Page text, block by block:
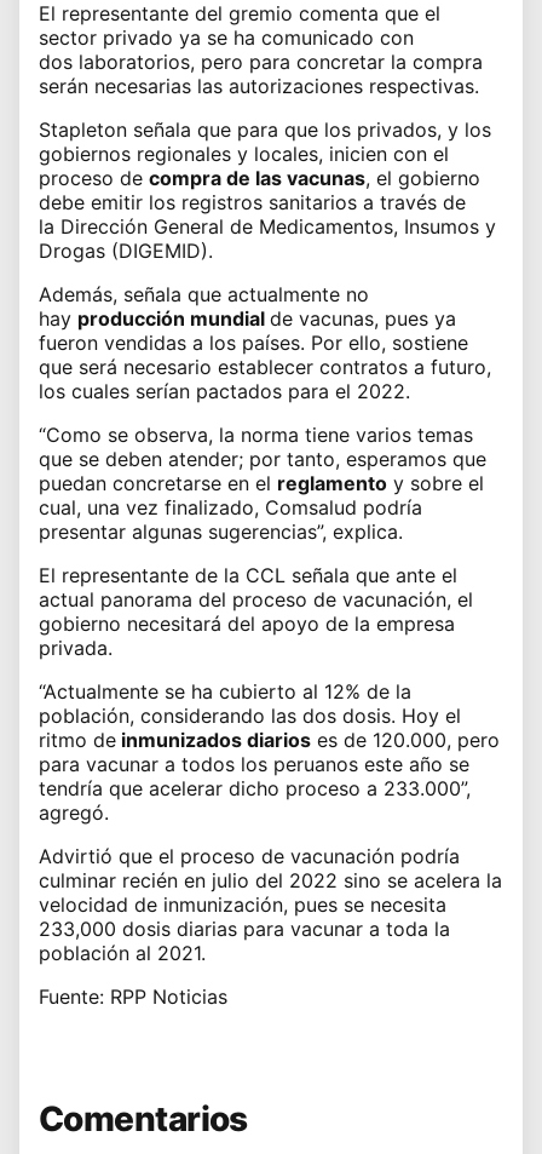
El representante del gremio comenta que el
sector privado ya se ha comunicado con
dos laboratorios, pero para concretar la compra
serán necesarias las autorizaciones respectivas.
Stapleton señala que para que los privados, y los
gobiernos regionales y locales, inicien con el
proceso de compra de las vacunas, el gobierno
debe emitir los registros sanitarios a través de
la Dirección General de Medicamentos, Insumos y
Drogas (DIGEMID).
Además, señala que actualmente no
hay producción mundial de vacunas, pues ya
fueron vendidas a los países. Por ello, sostiene
que será necesario establecer contratos a futuro,
los cuales serían pactados para el 2022.
“Como se observa, la norma tiene varios temas
que se deben atender; por tanto, esperamos que
puedan concretarse en el reglamento y sobre el
cual, una vez finalizado, Comsalud podría
presentar algunas sugerencias”, explica.
El representante de la CCL señala que ante el
actual panorama del proceso de vacunación, el
gobierno necesitará del apoyo de la empresa
privada.
“Actualmente se ha cubierto al 12% de la
población, considerando las dos dosis. Hoy el
ritmo de inmunizados diarios es de 120.000, pero
para vacunar a todos los peruanos este año se
tendría que acelerar dicho proceso a 233.000”,
agregó.
Advirtió que el proceso de vacunación podría
culminar recién en julio del 2022 sino se acelera la
velocidad de inmunización, pues se necesita
233,000 dosis diarias para vacunar a toda la
población al 2021.
Fuente: RPP Noticias
Comentarios